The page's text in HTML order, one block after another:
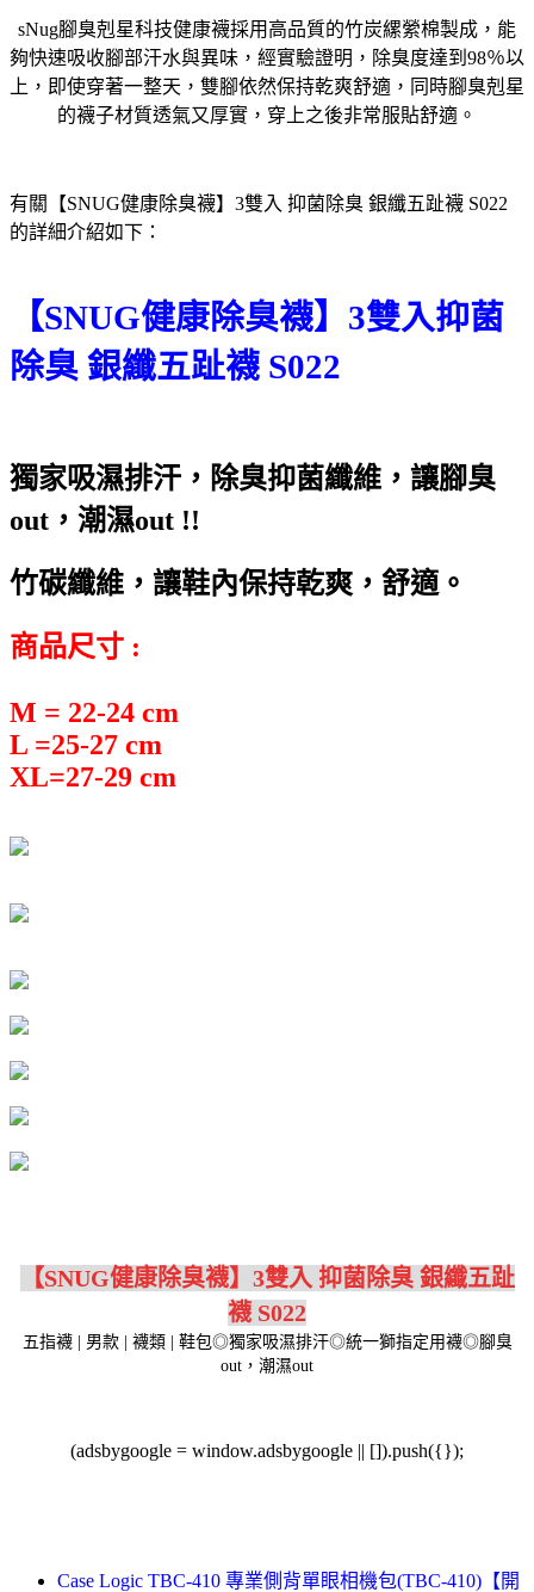
sNug腳臭剋星科技健康襪採用高品質的竹炭縲縈棉製成，能
夠快速吸收腳部汗水與異味，經實驗證明，除臭度達到98％以
上，即使穿著一整天，雙腳依然保持乾爽舒適，同時腳臭剋星
的襪子材質透氣又厚實，穿上之後非常服貼舒適。
有關【SNUG健康除臭襪】3雙入 抑菌除臭 銀纖五趾襪 S022
的詳細介紹如下：
【SNUG健康除臭襪】3雙入抑菌
除臭 銀纖五趾襪 S022
獨家吸濕排汗，除臭抑菌纖維，讓腳臭
out，潮濕out !!
竹碳纖維，讓鞋內保持乾爽，舒適。
商品尺寸 :
M = 22-24 cm
L =25-27 cm
XL=27-29 cm
【SNUG健康除臭襪】3雙入 抑菌除臭 銀纖五趾
襪 S022
五指襪 | 男款 | 襪類 | 鞋包◎獨家吸濕排汗◎統一獅指定用襪◎腳臭
out，潮濕out
(adsbygoogle = window.adsbygoogle || []).push({});
Case Logic TBC-410 專業側背單眼相機包(TBC-410)【開